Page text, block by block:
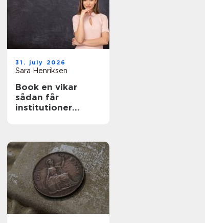
31. july 2026
Sara Henriksen
Book en vikar
sådan får
institutioner